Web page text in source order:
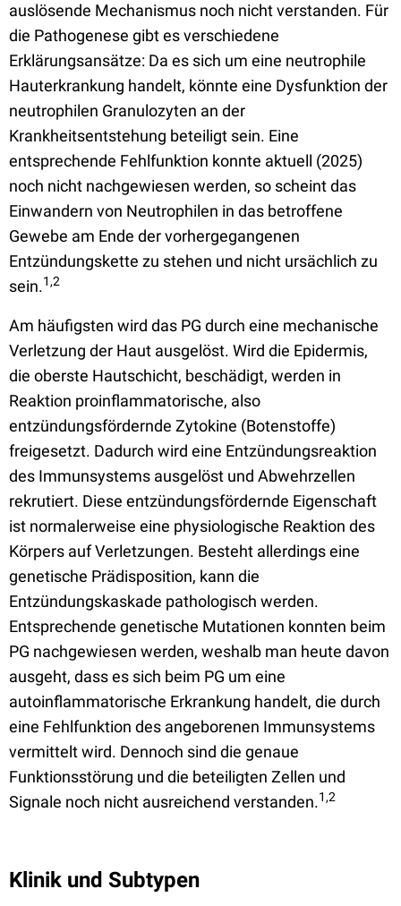
auslösende Mechanismus noch nicht verstanden. Für
die Pathogenese gibt es verschiedene
Erklärungsansätze: Da es sich um eine neutrophile
Hauterkrankung handelt, könnte eine Dysfunktion der
neutrophilen Granulozyten an der
Krankheitsentstehung beteiligt sein. Eine
entsprechende Fehlfunktion konnte aktuell (2025)
noch nicht nachgewiesen werden, so scheint das
Einwandern von Neutrophilen in das betroffene
Gewebe am Ende der vorhergegangenen
Entzündungskette zu stehen und nicht ursächlich zu
sein.1,2
Am häufigsten wird das PG durch eine mechanische
Verletzung der Haut ausgelöst. Wird die Epidermis,
die oberste Hautschicht, beschädigt, werden in
Reaktion proinflammatorische, also
entzündungsfördernde Zytokine (Botenstoffe)
freigesetzt. Dadurch wird eine Entzündungsreaktion
des Immunsystems ausgelöst und Abwehrzellen
rekrutiert. Diese entzündungsfördernde Eigenschaft
ist normalerweise eine physiologische Reaktion des
Körpers auf Verletzungen. Besteht allerdings eine
genetische Prädisposition, kann die
Entzündungskaskade pathologisch werden.
Entsprechende genetische Mutationen konnten beim
PG nachgewiesen werden, weshalb man heute davon
ausgeht, dass es sich beim PG um eine
autoinflammatorische Erkrankung handelt, die durch
eine Fehlfunktion des angeborenen Immunsystems
vermittelt wird. Dennoch sind die genaue
Funktionsstörung und die beteiligten Zellen und
Signale noch nicht ausreichend verstanden.1,2
Klinik und Subtypen